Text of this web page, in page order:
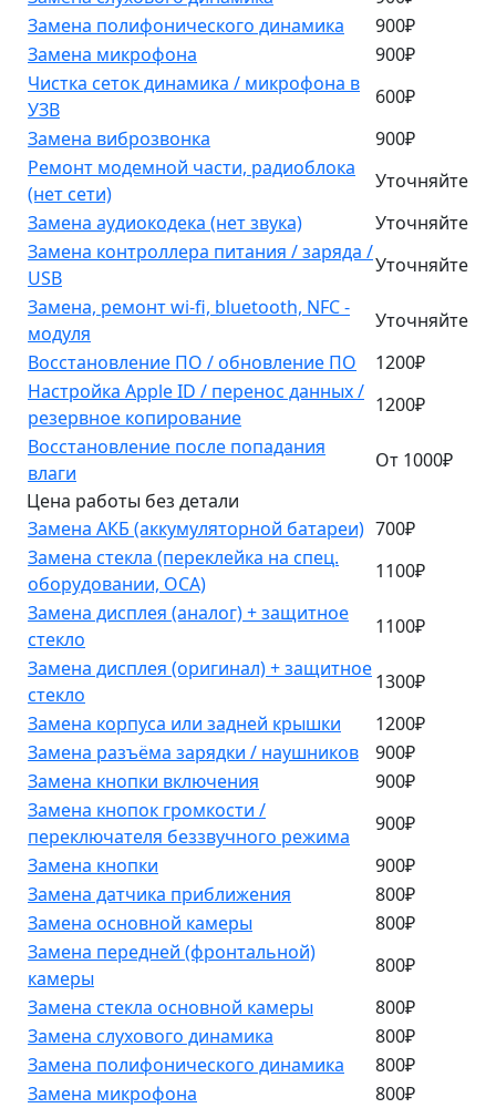
Замена полифонического динамика
900₽
Замена микрофона
900₽
Чистка сеток динамика / микрофона в
УЗВ
600₽
Замена виброзвонка
900₽
Ремонт модемной части, радиоблока
(нет сети)
Уточняйте
Замена аудиокодека (нет звука)
Уточняйте
Замена контроллера питания / заряда /
USB
Уточняйте
Замена, ремонт wi-fi, bluetooth, NFC -
модуля
Уточняйте
Восстановление ПО / обновление ПО
1200₽
Настройка Apple ID / перенос данных /
резервное копирование
1200₽
Восстановление после попадания
влаги
От 1000₽
Цена работы без детали
Замена АКБ (аккумуляторной батареи) 700₽
Замена стекла (переклейка на спец.
оборудовании, OCA)
1100₽
Замена дисплея (аналог) + защитное
стекло
1100₽
Замена дисплея (оригинал) + защитное
стекло
1300₽
Замена корпуса или задней крышки
1200₽
Замена разъёма зарядки / наушников
900₽
Замена кнопки включения
900₽
Замена кнопок громкости /
переключателя беззвучного режима
900₽
Замена кнопки
900₽
Замена датчика приближения
800₽
Замена основной камеры
800₽
Замена передней (фронтальной)
камеры
800₽
Замена стекла основной камеры
800₽
Замена слухового динамика
800₽
Замена полифонического динамика
800₽
Замена микрофона
800₽